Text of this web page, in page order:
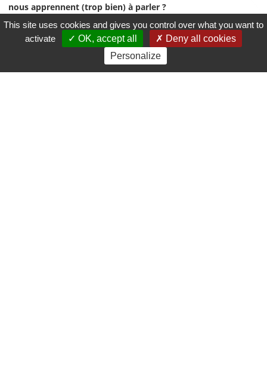
nous apprennent (trop bien) à parler ?
LES PRODUCTIONS POUR QUE TU
This site uses cookies and gives you control over what you want to
activate
OK, accept all
Deny all cookies
Personalize